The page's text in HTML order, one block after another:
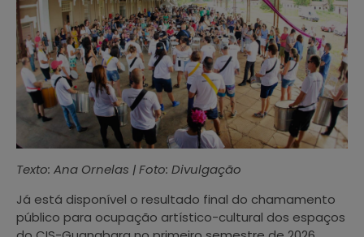
Texto: Ana Ornelas | Foto: Divulgação
Já está disponível o resultado final do chamamento
público para ocupação artístico-cultural dos espaços